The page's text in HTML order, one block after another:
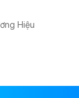
Hiệu